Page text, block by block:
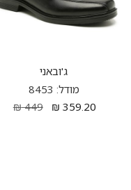
ג'ובאני
מודל: 8453
₪ 359.20
₪449